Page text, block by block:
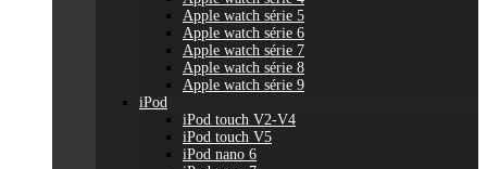
Apple watch série 5
Apple watch série 6
Apple watch série 7
Apple watch série 8
Apple watch série 9
iPod
iPod touch V2-V4
iPod touch V5
iPod nano 6